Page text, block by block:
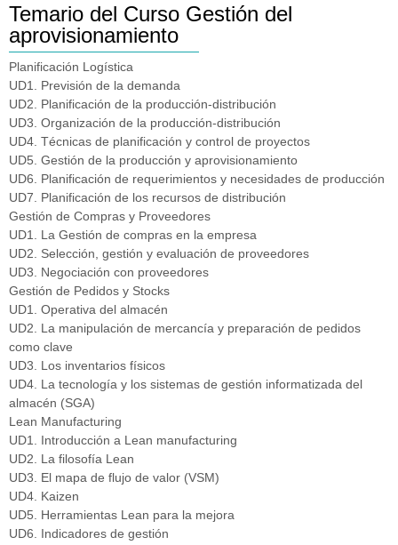
Temario del Curso Gestión del
aprovisionamiento
Planificación Logística
UD1. Previsión de la demanda
UD2. Planificación de la producción-distribución
UD3. Organización de la producción-distribución
UD4. Técnicas de planificación y control de proyectos
UD5. Gestión de la producción y aprovisionamiento
UD6. Planificación de requerimientos y necesidades de producción
UD7. Planificación de los recursos de distribución
Gestión de Compras y Proveedores
UD1. La Gestión de compras en la empresa
UD2. Selección, gestión y evaluación de proveedores
UD3. Negociación con proveedores
Gestión de Pedidos y Stocks
UD1. Operativa del almacén
UD2. La manipulación de mercancía y preparación de pedidos
como clave
UD3. Los inventarios físicos
UD4. La tecnología y los sistemas de gestión informatizada del
almacén (SGA)
Lean Manufacturing
UD1. Introducción a Lean manufacturing
UD2. La filosofía Lean
UD3. El mapa de flujo de valor (VSM)
UD4. Kaizen
UD5. Herramientas Lean para la mejora
UD6. Indicadores de gestión